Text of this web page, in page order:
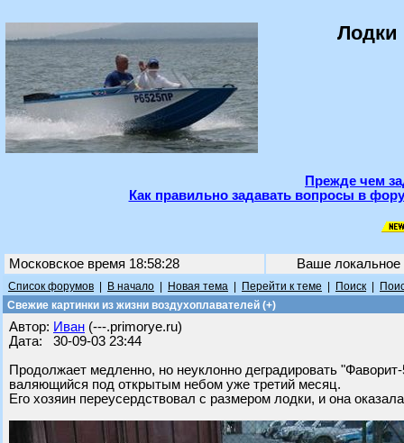
Лодки
Прежде чем
Как правильно задавать вопросы в
Московское время 18:58:28 Ваше
Список форумов В начало Новая тема Перейти к теме Поиск
Свежие картинки из жизни воздухоплавателей (+)
Автор: Иван (---.primorye.ru)
Дата: 30-09-03 23:44
Продолжает медленно, но неуклонно деградировать
валяющийся под открытым небом уже третий месяц.
Его хозяин переусердствовал с размером лодки, и она